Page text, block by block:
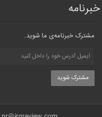
خبرنامه
مشترک خبرنامه‌ی ما شوید.